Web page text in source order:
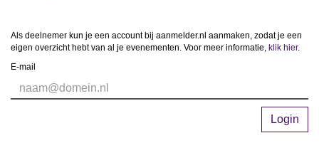
Als deelnemer kun je een account bij aanmelder.nl aanmaken, zodat je een
eigen overzicht hebt van al je evenementen. Voor meer informatie, klik hier.
E-mail
Login